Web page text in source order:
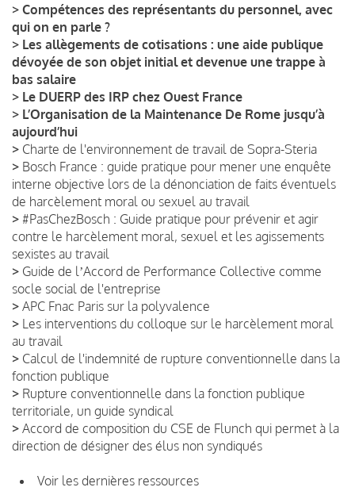
> Compétences des représentants du personnel, avec
qui on en parle ?
> Les allègements de cotisations : une aide publique
dévoyée de son objet initial et devenue une trappe à
bas salaire
> Le DUERP des IRP chez Ouest France
> L’Organisation de la Maintenance De Rome jusqu’à
aujourd’hui
> Charte de l'environnement de travail de Sopra-Steria
> Bosch France : guide pratique pour mener une enquête
interne objective lors de la dénonciation de faits éventuels
de harcèlement moral ou sexuel au travail
> #PasChezBosch : Guide pratique pour prévenir et agir
contre le harcèlement moral, sexuel et les agissements
sexistes au travail
> Guide de lʼAccord de Performance Collective comme
socle social de l'entreprise
> APC Fnac Paris sur la polyvalence
> Les interventions du colloque sur le harcèlement moral
au travail
> Calcul de l'indemnité de rupture conventionnelle dans la
fonction publique
> Rupture conventionnelle dans la fonction publique
territoriale, un guide syndical
> Accord de composition du CSE de Flunch qui permet à la
direction de désigner des élus non syndiqués
Voir les dernières ressources